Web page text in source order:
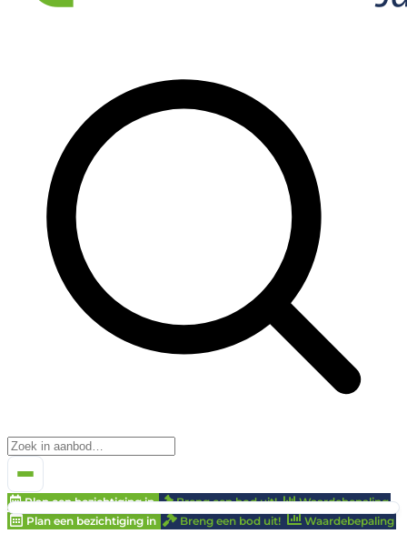
Plan een bezichtiging in Breng een bod uit!
Waardebepaling
Plan een bezichtiging in
Breng een bod uit! Waardebepaling